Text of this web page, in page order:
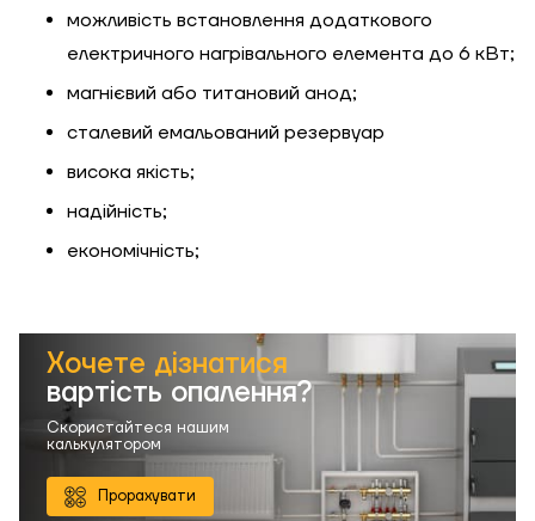
можливість встановлення додаткового
електричного нагрівального елемента до 6 кВт;
магнієвий або титановий анод;
сталевий емальований резервуар
висока якість;
надійність;
економічність;
Хочете дізнатися
вартість опалення?
Скористайтеся нашим
калькулятором
Прорахувати